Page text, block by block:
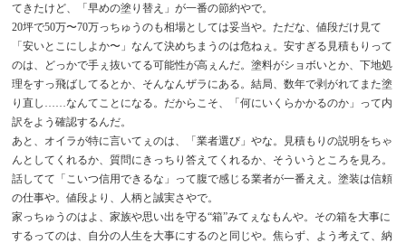
てきたけど、「早めの塗り替え」が一番の節約やで。
20坪で50万〜70万っちゅうのも相場としては妥当や。ただな、値段だけ見て
「安いとこにしよか〜」なんて決めちまうのは危ねぇ。安すぎる見積もりって
のは、どっかで手ぇ抜いてる可能性が高ぇんだ。塗料がショボいとか、下地処
理をすっ飛ばしてるとか、そんなんザラにある。結局、数年で剥がれてまた塗
り直し……なんてことになる。だからこそ、「何にいくらかかるのか」って内
訳をよう確認するんだ。
あと、オイラが特に言いてぇのは、「業者選び」やな。見積もりの説明をちゃ
んとしてくれるか、質問にきっちり答えてくれるか、そういうところを見ろ。
話してて「こいつ信用できるな」って腹で感じる業者が一番ええ。塗装は信頼
の仕事や。値段より、人柄と誠実さやで。
家っちゅうのはよ、家族や思い出を守る“箱”みてぇなもんや。その箱を大事に
するってのは、自分の人生を大事にするのと同じや。焦らず、よう考えて、納